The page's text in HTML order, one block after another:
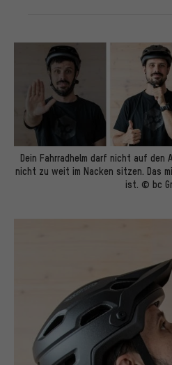
Dein Fahrradhelm darf nicht auf den
nicht zu weit im Nacken sitzen. Das
ist. © bc